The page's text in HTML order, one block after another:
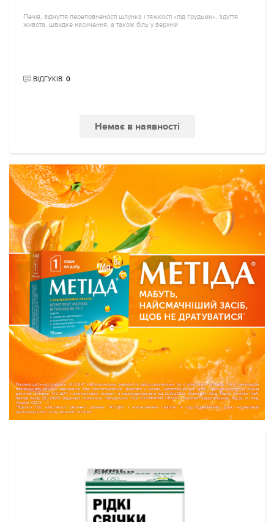
Печія, відчуття переповненості шлунка і тяжкості «під грудьми», здуття
живота, швидке насичення, а також біль у верхній
ВІДГУКІВ: 0
Немає в наявності